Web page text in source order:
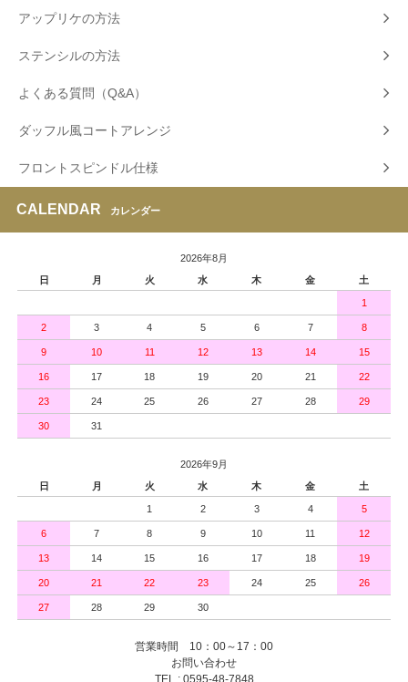
アップリケの方法
ステンシルの方法
よくある質問（Q&A）
ダッフル風コートアレンジ
フロントスピンドル仕様
CALENDAR カレンダー
2026年8月
日
月 火 水 木 金 土
1
2 3 4 5 6 7 8
9 10 11 12 13 14 15
16 17 18 19 20 21 22
23 24 25 26 27 28 29
30 31
2026年9月
日
月 火 水 木 金 土
1 2 3 4 5
6 7 8 9 10 11 12
13 14 15 16 17 18 19
20 21 22 23 24 25 26
27 28 29 30
営業時間 10：00～17：00
お問い合わせ
TEL : 0595-48-7848